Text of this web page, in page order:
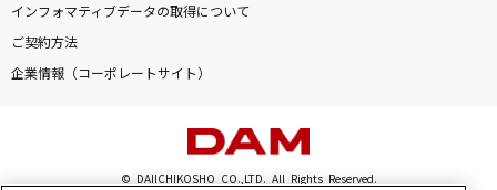
インフォマティブデータの取得について
ご契約方法
企業情報（コーポレートサイト）
© DAIICHIKOSHO CO.,LTD. All Rights Reserved.